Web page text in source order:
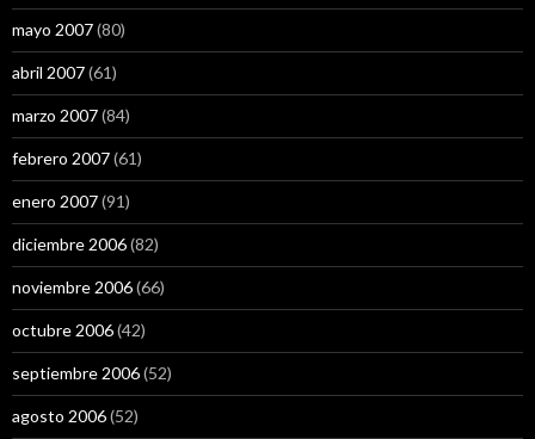
mayo 2007(80)
abril 2007(61)
marzo 2007(84)
febrero 2007(61)
enero 2007(91)
diciembre 2006(82)
noviembre 2006(66)
octubre 2006(42)
septiembre 2006(52)
agosto 2006(52)